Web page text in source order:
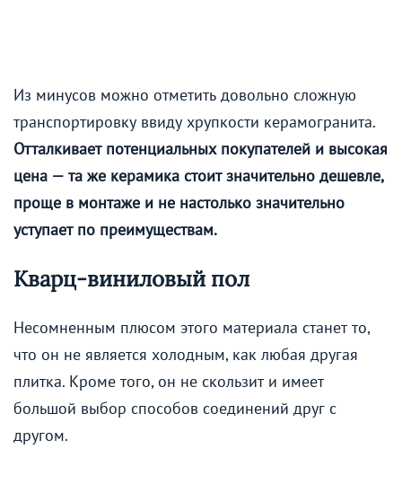
Из минусов можно отметить довольно сложную
транспортировку ввиду хрупкости керамогранита.
Отталкивает потенциальных покупателей и высокая
цена — та же керамика стоит значительно дешевле,
проще в монтаже и не настолько значительно
уступает по преимуществам.
Кварц-виниловый пол
Несомненным плюсом этого материала станет то,
что он не является холодным, как любая другая
плитка. Кроме того, он не скользит и имеет
большой выбор способов соединений друг с
другом.